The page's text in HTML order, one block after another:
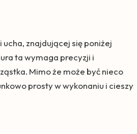
znajdującej się poniżej
ta wymaga precyzji i
Mimo że może być nieco
prosty w wykonaniu i cieszy